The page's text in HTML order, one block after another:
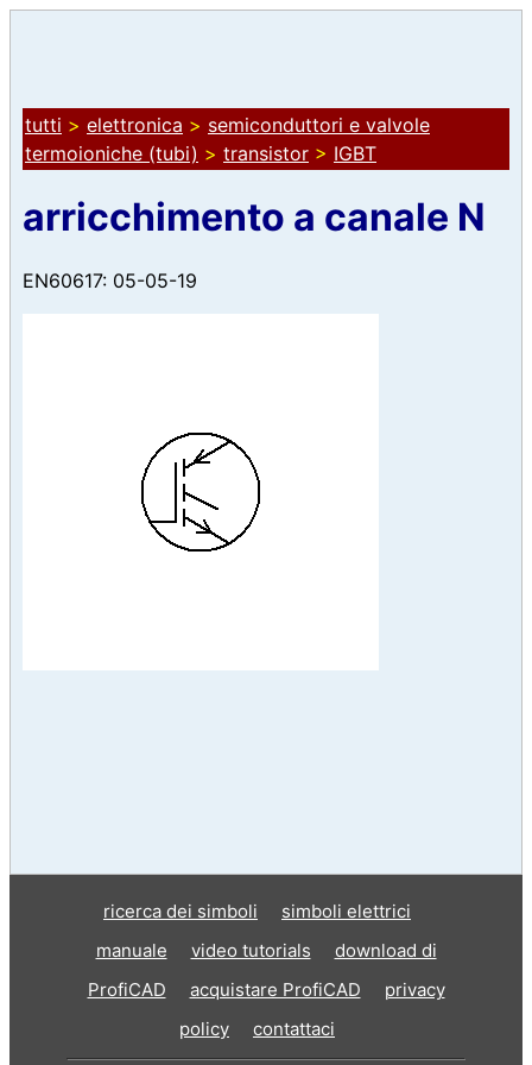
tutti > elettronica > semiconduttori e valvole
termoioniche (tubi) > transistor > IGBT
arricchimento a canale N
EN60617: 05-05-19
ricerca dei simboli
simboli elettrici
manuale
video tutorials
download di
ProfiCAD
acquistare ProfiCAD
privacy
policy
contattaci